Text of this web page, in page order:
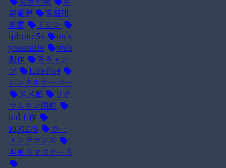
常電源
家庭用
蓄電
ミシン
iphone5s
os x
yosemite
web
製作
冬キャン
プ
LiFePo4
レンタルサーバー
ヌメ革
リチ
ウムリン酸鉄
led工作
RQ0278
カー
メンテナンス
本革スマホケース